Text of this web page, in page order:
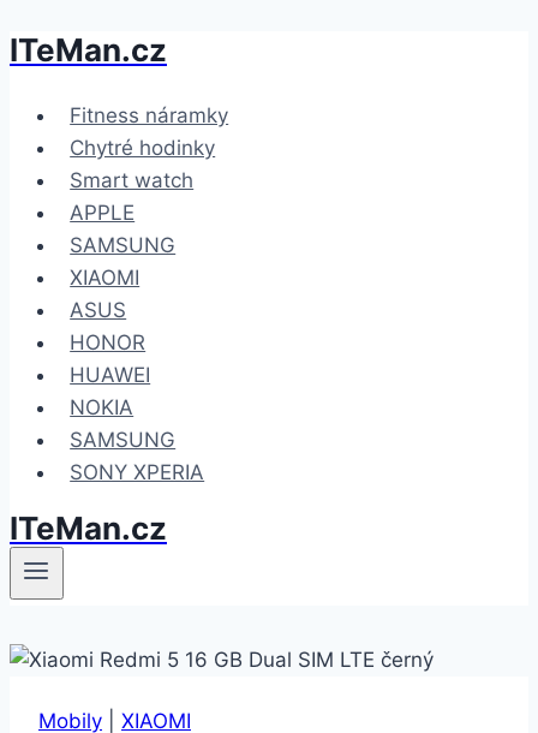
Přeskočit
obsah
ITeMan.cz
Fitness náramky
Chytré hodinky
Smart watch
APPLE
SAMSUNG
XIAOMI
ASUS
HONOR
HUAWEI
NOKIA
SAMSUNG
SONY XPERIA
ITeMan.cz
Mobily XIAOMI